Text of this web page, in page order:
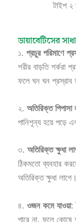
টাইপ ২
ডায়াবেটিসের
১.প্রচুর পরিমাণে
শরীর বাড়তি শর্করা
ফলে ঘন ঘন প্রস্রাব
২.অতিরিক্ত পিপাসা
পানিশূন্য হয়ে পড়ে
৩.অতিরিক্ত ক্ষুধা
ঠিকমতো ব্যবহার
অতিরিক্ত ক্ষুধা লাগে।
৪.ওজন কমে যাওয়া:
পারে না, ফলে কোষে